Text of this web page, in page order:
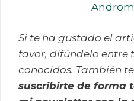
Si te ha gustado el
favor, difúndelo entre
conocidos. También
suscribirte de forma